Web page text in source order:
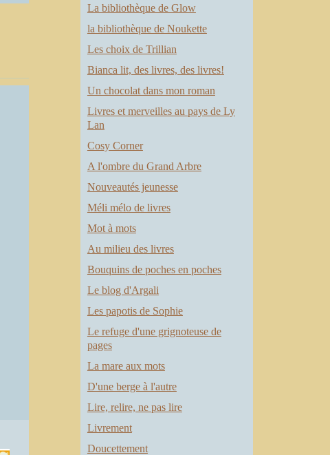
La bibliothèque de Glow
la bibliothèque de Noukette
Les choix de Trillian
Bianca lit, des livres, des livres!
Un chocolat dans mon roman
Livres et merveilles au pays de Ly
Lan
Cosy Corner
A l'ombre du Grand Arbre
Nouveautés jeunesse
Méli mélo de livres
Mot à mots
Au milieu des livres
Bouquins de poches en poches
Le blog d'Argali
Les papotis de Sophie
Le refuge d'une grignoteuse de
pages
La mare aux mots
D'une berge à l'autre
Lire, relire, ne pas lire
Livrement
Doucettement